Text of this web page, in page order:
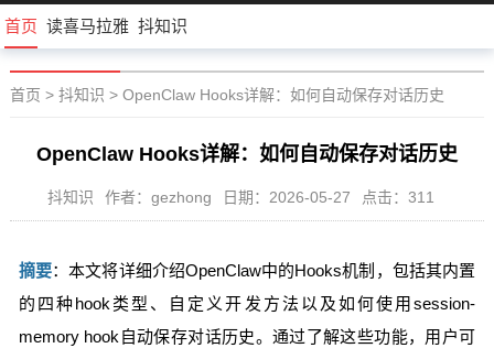
首页 读喜马拉雅 抖知识
首页 > 抖知识 > OpenClaw Hooks详解：如何自动保存对话历史
OpenClaw Hooks详解：如何自动保存对话历史
抖知识 作者：gezhong 日期：2026-05-27 点击：311
摘要：本文将详细介绍OpenClaw中的Hooks机制，包括其内置
的四种hook类型、自定义开发方法以及如何使用session-
memory hook自动保存对话历史。通过了解这些功能，用户可